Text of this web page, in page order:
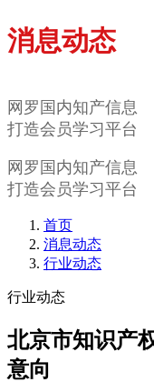
消息动态
网罗国内知产信息
打造会员学习平台
网罗国内知产信息
打造会员学习平台
首页
消息动态
行业动态
行业动态
北京市知识产
意向